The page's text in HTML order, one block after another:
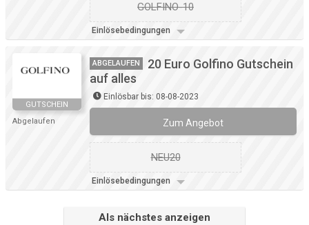
GOLFINO-10
Einlösebedingungen
GUTSCHEIN
Abgelaufen
ABGELAUFEN
20 Euro Golfino Gutschein
auf alles
Einlösbar bis: 08-08-2023
Zum Angebot
NEU20
Einlösebedingungen
Als nächstes anzeigen